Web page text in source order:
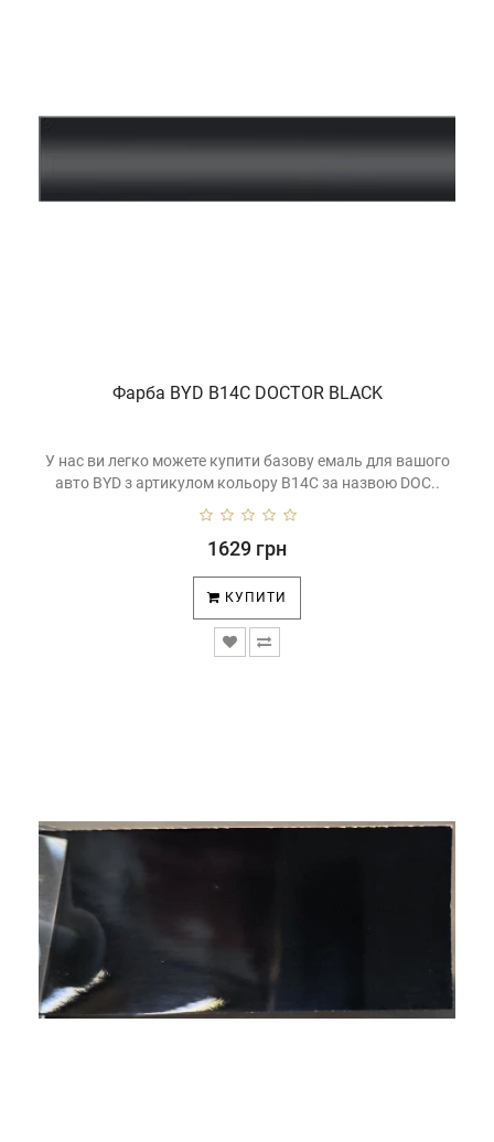
Фарба BYD B14C DOCTOR BLACK
У нас ви легко можете купити базову емаль для вашого
авто BYD з артикулом кольору B14C за назвою DOC..
1629 грн
КУПИТИ